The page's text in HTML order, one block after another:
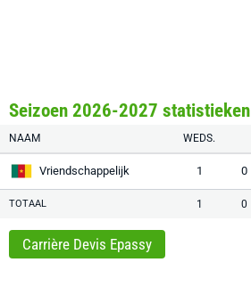
Seizoen 2026-2027 statistieken
NAAM WEDS.
Vriendschappelijk 1 0
TOTAAL 1 0
Carrière Devis Epassy